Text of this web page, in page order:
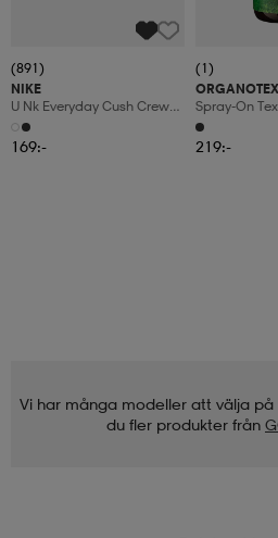
(891)
NIKE
U Nk Everyday Cush Crew
3pr
169:-
(1)
ORGANOTEX
Spray-On
219:-
Vi har många modeller att välja
du fler produkter från